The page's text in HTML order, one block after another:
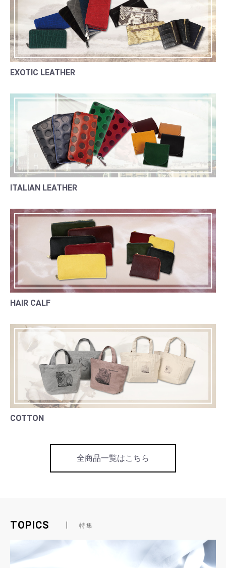
EXOTIC LEATHER
ITALIAN LEATHER
HAIR CALF
COTTON
全商品一覧はこちら
TOPICS 特集